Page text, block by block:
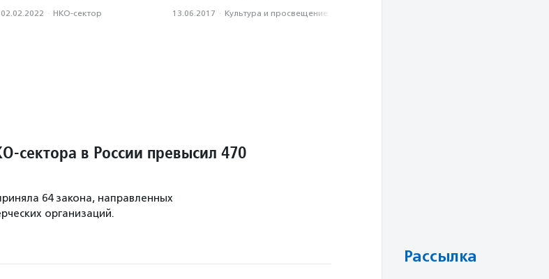
02.02.2022 · НКО-сектор 13.06.2017 · Культура и просвещение
сектора в России превысил 470
64 закона, направленных
организаций.
Рассылка